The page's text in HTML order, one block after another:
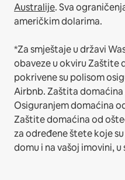
Australije. Sva
američkim dolarima.
*Za smještaje u državi
obaveze u okviru Zaštite
pokrivene su polisom
Airbnb. Zaštita
Osiguranjem domaćina
Zaštite domaćina od
za određene štete koje
domu i na vašoj imovini,